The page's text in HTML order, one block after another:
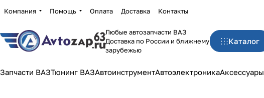
Компания Помощь Оплата Доставка Контакты
Любые автозапчасти ВАЗ
Доставка по России и ближнему
зарубежью
Каталог
Запчасти ВАЗТюнинг ВАЗАвтоинструментАвтоэлектроникаАксессуары